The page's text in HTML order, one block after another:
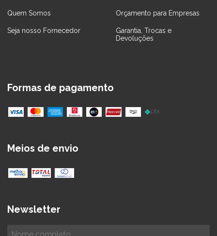
Quem Somos Orçamento para Empresas
Seja nosso Fornecedor
Garantia, Trocas e
Devoluções
Formas de pagamento
Meios de envio
Newsletter